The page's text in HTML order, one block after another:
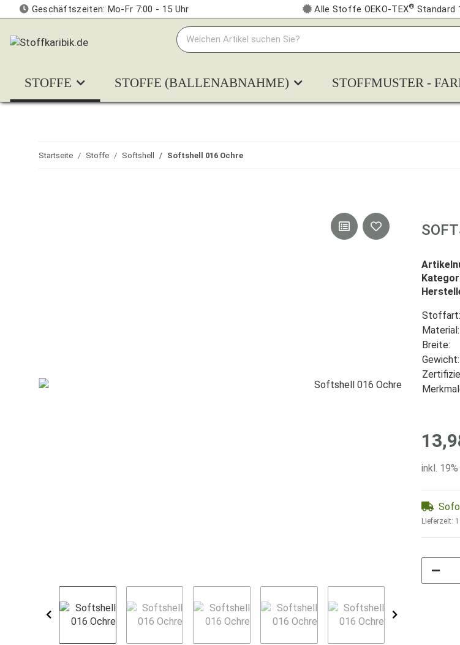
Geschäftszeiten: Mo-Fr 7:00 - 15 Uhr Alle Stoffe OEKO-TEX® Standard
STOFFE STOFFE (BALLENABNAHME) STOFFMUSTER -
Startseite Stoffe Softshell Softshell 016 Ochre
Stoffart:
Material:
Breite:
Gewicht:
inkl.
Lieferzeit: